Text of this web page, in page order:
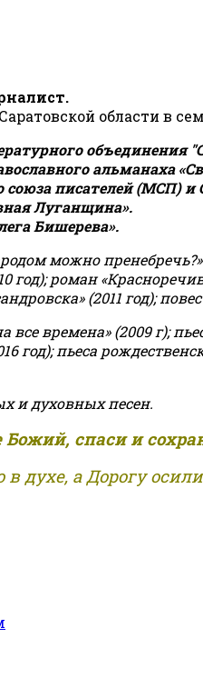
области в
объединения
альманаха
союза писателей (МСП)
Луганщина».
Бишерева».
можно пренебречь?»
год); роман
(2011 год);
времена» (2009 г);
год); пьеса
и духовных песен.
Божий, спаси и
духе, а Дорогу